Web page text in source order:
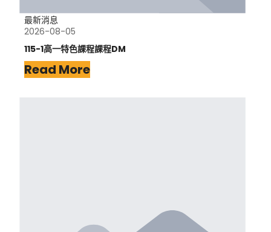
最新消息
2026-08-05
115-1高一特色課程課程DM
Read More